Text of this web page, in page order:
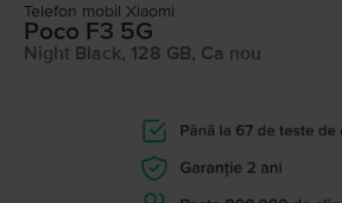
Telefon mobil Xiaomi
Poco F3 5G
Night Black, 128 GB, Ca nou